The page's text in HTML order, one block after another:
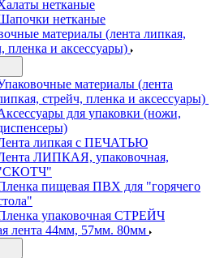
нетканые
нетканые
материалы (лента липкая,
пленка и аксессуары)
материалы (лента
стрейч, пленка и аксессуары)
для упаковки (ножи,
липкая с ПЕЧАТЬЮ
ЛИПКАЯ, упаковочная,
пищевая ПВХ для "горячего
упаковочная СТРЕЙЧ
лента 44мм, 57мм. 80мм